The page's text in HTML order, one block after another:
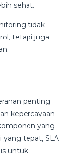
sehat.
tidak
tetapi juga
penting
kepercayaan
yang
yang tepat, SLA
untuk